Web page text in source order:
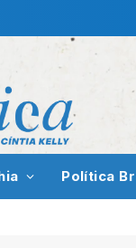
Política